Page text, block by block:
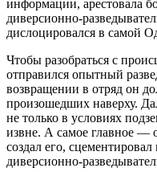
информации, арестовала
диверсионно-
дислоцировался в самой
Чтобы разобраться с
отправился опытный
возвращении в отряд он
произошедших наверху.
не только в условиях
извне. А самое главное —
создал его,
диверсионно-